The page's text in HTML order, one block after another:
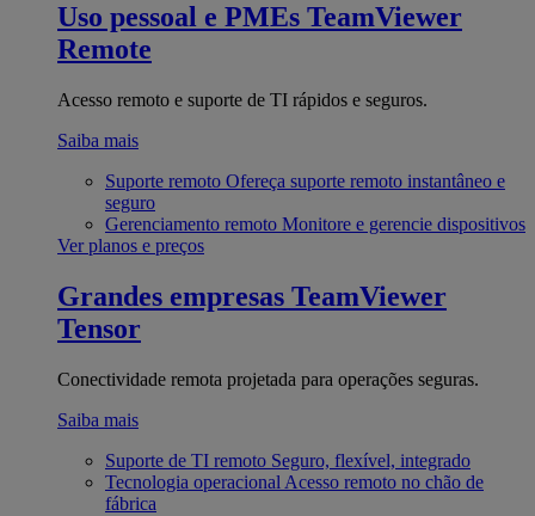
Uso pessoal e PMEs TeamViewer
Remote
Acesso remoto e suporte de TI rápidos e seguros.
Saiba mais
Suporte remoto Ofereça suporte remoto instantâneo e
seguro
Gerenciamento remoto Monitore e gerencie dispositivos
Ver planos e preços
Grandes empresas TeamViewer
Tensor
Conectividade remota projetada para operações seguras.
Saiba mais
Suporte de TI remoto Seguro, flexível, integrado
Tecnologia operacional Acesso remoto no chão de
fábrica